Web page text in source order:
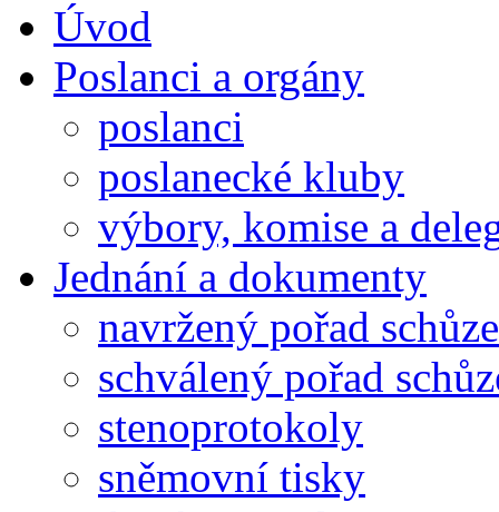
Úvod
Poslanci a orgány
poslanci
poslanecké kluby
výbory, komise a
Jednání a dokumenty
navržený pořad schůze
schválený pořad
stenoprotokoly
sněmovní tisky